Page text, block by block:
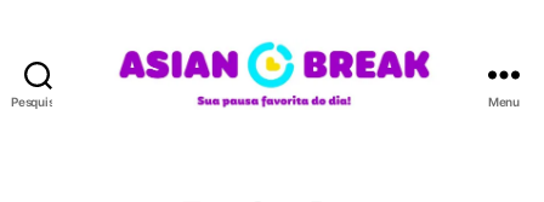
Pesquisar Menu